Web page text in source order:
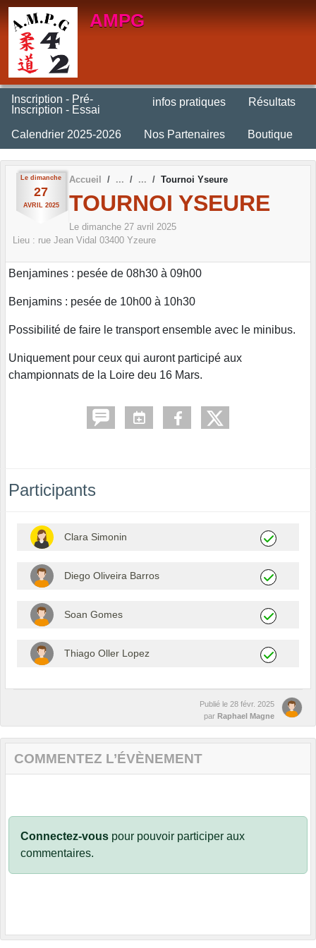
AMPG
Inscription - Pré-
Inscription - Essai
infos pratiques Résultats
Calendrier 2025-2026 Nos Partenaires Boutique
Le dimanche
27
AVRIL 2025
Accueil Tournoi Yseure
TOURNOI YSEURE
Le dimanche 27 avril 2025
Lieu : rue Jean Vidal 03400 Yzeure
Benjamines : pesée de 08h30 à 09h00
Benjamins : pesée de 10h00 à 10h30
Possibilité de faire le transport ensemble avec le minibus.
Uniquement pour ceux qui auront participé aux
championnats de la Loire deu 16 Mars.
Participants
Clara Simonin
Diego Oliveira Barros
Soan Gomes
Thiago Oller Lopez
Publié le 28 févr. 2025
par Raphael Magne
COMMENTEZ L’ÉVÈNEMENT
Connectez-vous pour pouvoir participer aux
commentaires.
Panneau de gestion des cookies